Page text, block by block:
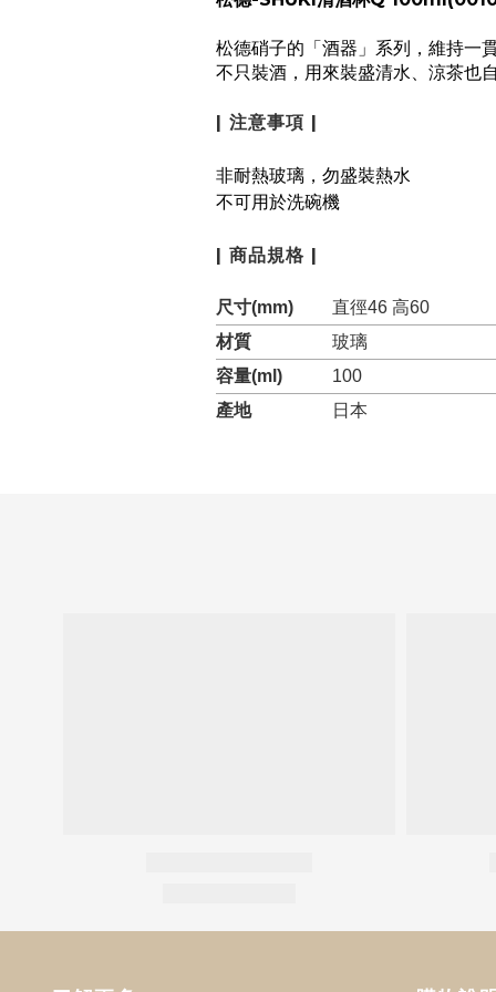
松德硝子的「酒器」系列，維持一
不只裝酒，用來裝盛清水、涼茶也
| 注意事項 |
非耐熱玻璃，勿盛裝熱水
不可用於洗碗機
| 商品規格 |
尺寸(mm)
直徑46 高60
材質
玻璃
容量(ml)
100
產地
日本